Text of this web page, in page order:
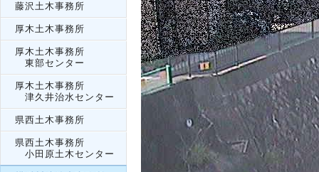
藤沢土木事務所
厚木土木事務所
厚木土木事務所
東部センター
厚木土木事務所
津久井治水センター
県西土木事務所
県西土木事務所
小田原土木センター